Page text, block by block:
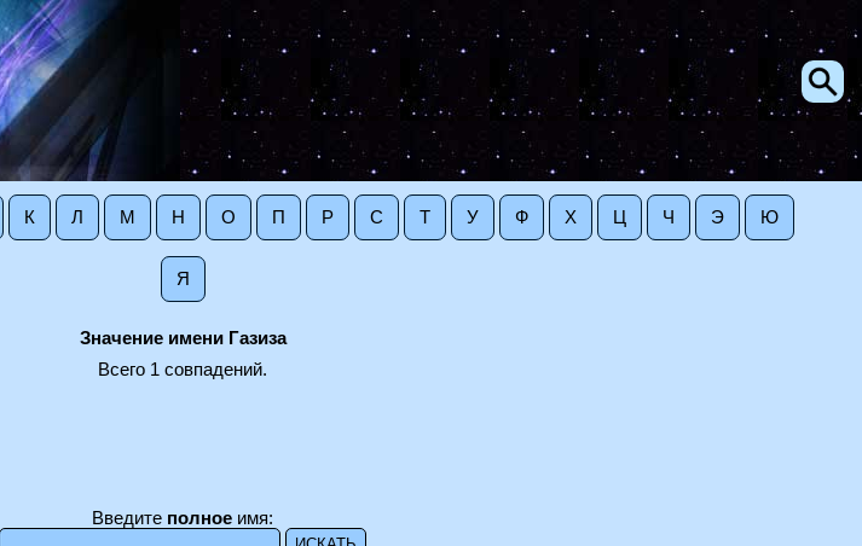
К Л М Н О П Р С Т У Ф Х Ц Ч Э Ю
Я
Значение имени Газиза
Всего 1 совпадений.
Введите полное имя: